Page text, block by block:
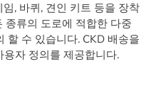
, 바퀴, 견인 키트 등을 장착
종류의 도로에 적합한 다중
할 수 있습니다. CKD 배송을
자 정의를 제공합니다.